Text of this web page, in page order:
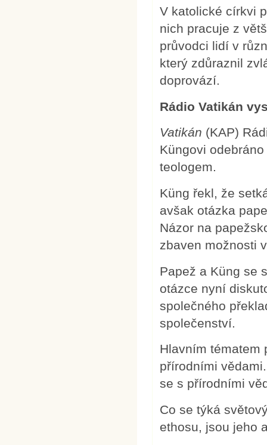
V katolické církvi
nich pracuje z
průvodci lidí v
který zdůraznil
doprovází.
Rádio Vatikán
Vatikán (KAP)
Küngovi
teologem.
Küng řekl, že
avšak otázka
Názor na
zbaven možnosti
Papež a Küng se
otázce nyní
společného
společenství.
Hlavním tématem
přírodními
se s přírodními
Co se týká
ethosu, jsou jeho